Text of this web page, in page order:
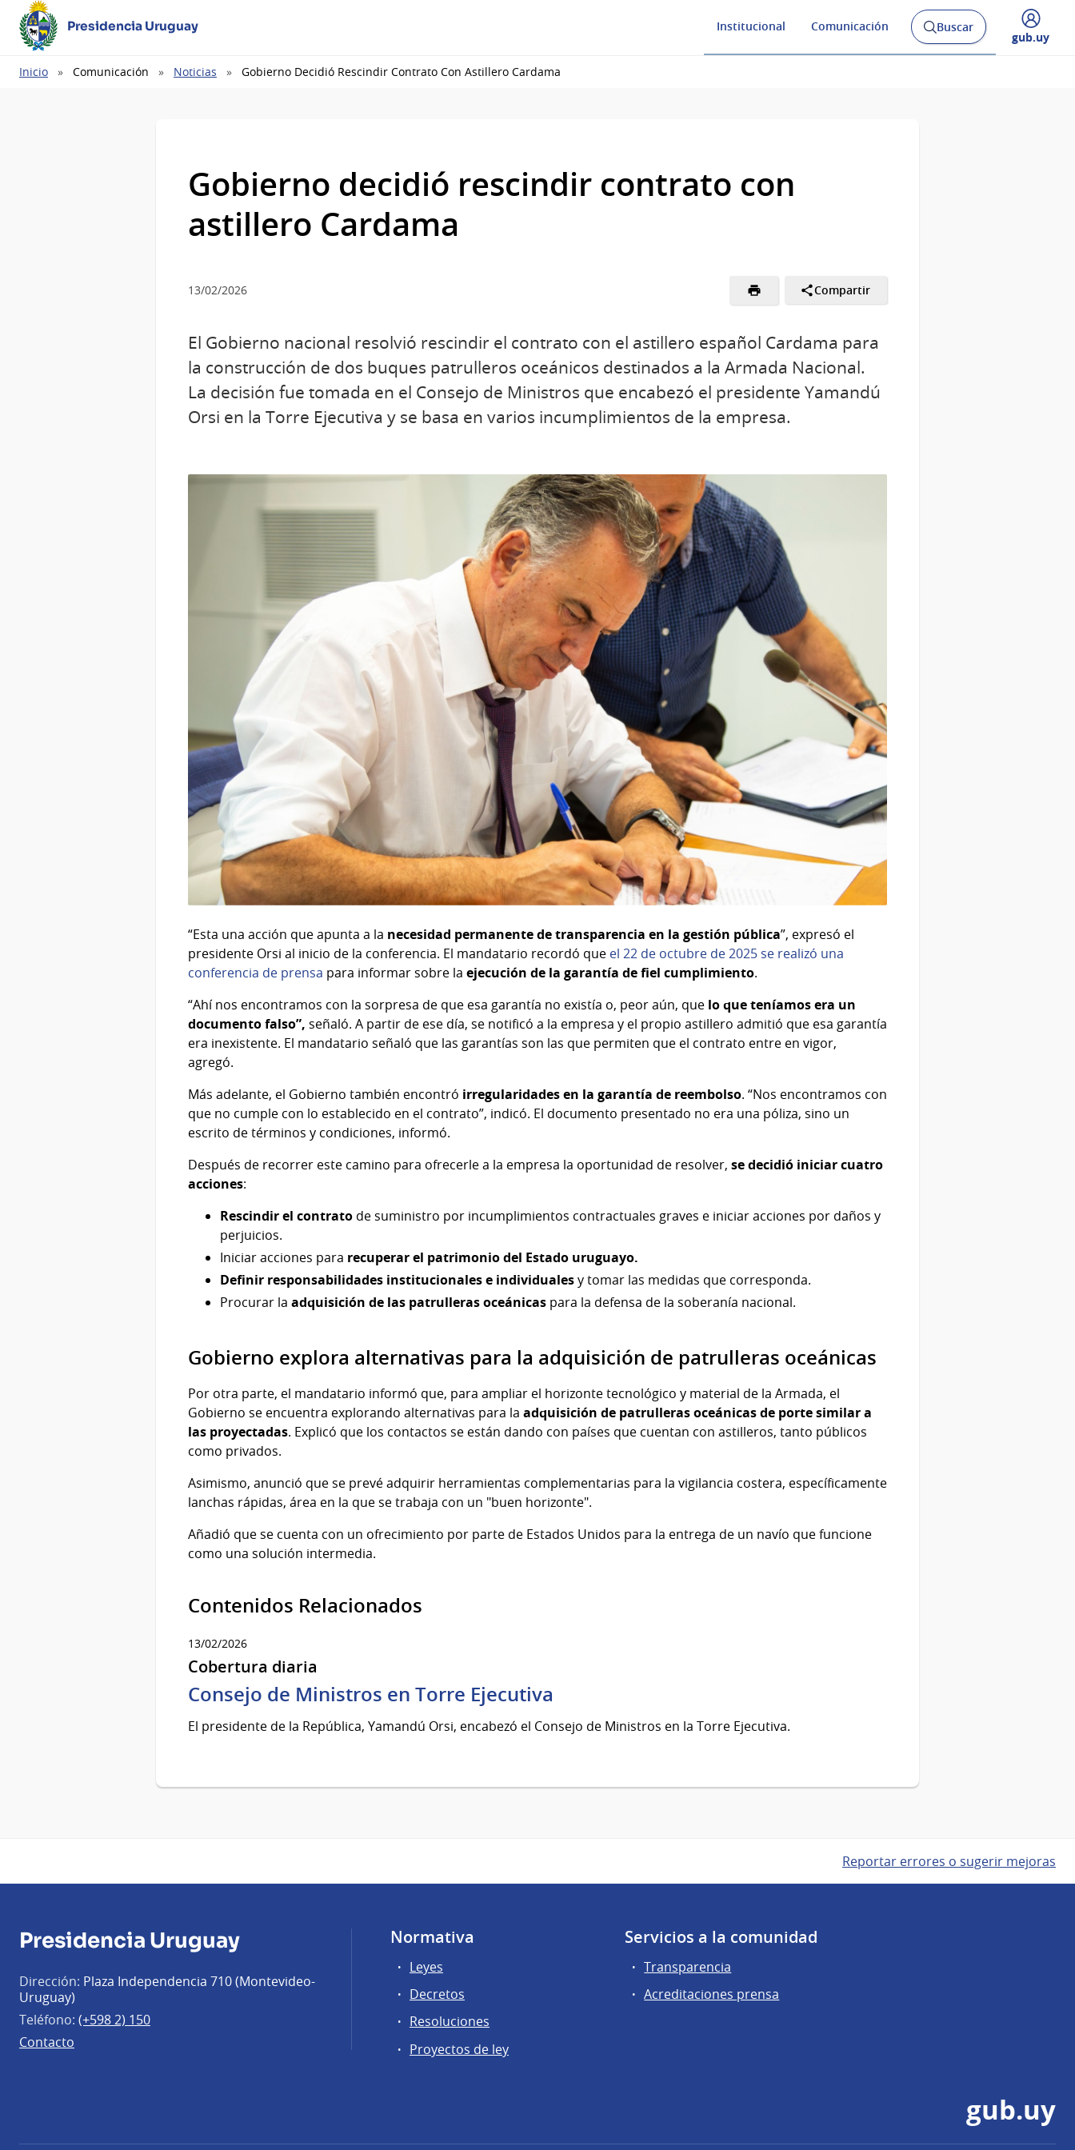
Presidencia Uruguay Institucional Comunicación
Abrir
buscador
Buscar
Desplegar
gub.uy
Ruta
Inicio Comunicación Noticias Gobierno Decidió Rescindir Contrato Con Astillero Cardama
Gobierno decidió rescindir contrato con
astillero Cardama
13/02/2026 Compartir
El Gobierno nacional resolvió rescindir el contrato con el astillero español Cardama para
la construcción de dos buques patrulleros oceánicos destinados a la Armada Nacional.
La decisión fue tomada en el Consejo de Ministros que encabezó el presidente Yamandú
Orsi en la Torre Ejecutiva y se basa en varios incumplimientos de la empresa.
“Esta una acción que apunta a la necesidad permanente de transparencia en la gestión pública”, expresó el
presidente Orsi al inicio de la conferencia. El mandatario recordó que el 22 de octubre de 2025 se realizó una
conferencia de prensa para informar sobre la ejecución de la garantía de fiel cumplimiento.
“Ahí nos encontramos con la sorpresa de que esa garantía no existía o, peor aún, que lo que teníamos era un
documento falso”, señaló. A partir de ese día, se notificó a la empresa y el propio astillero admitió que esa garantía
era inexistente. El mandatario señaló que las garantías son las que permiten que el contrato entre en vigor,
agregó.
Más adelante, el Gobierno también encontró irregularidades en la garantía de reembolso. “Nos encontramos con
que no cumple con lo establecido en el contrato”, indicó. El documento presentado no era una póliza, sino un
escrito de términos y condiciones, informó.
Después de recorrer este camino para ofrecerle a la empresa la oportunidad de resolver, se decidió iniciar cuatro
acciones:
Rescindir el contrato de suministro por incumplimientos contractuales graves e iniciar acciones por daños y
perjuicios.
Iniciar acciones para recuperar el patrimonio del Estado uruguayo.
Definir responsabilidades institucionales e individualesy tomar las medidas que corresponda.
Procurar la adquisición de las patrulleras oceánicas para la defensa de la soberanía nacional.
Gobierno explora alternativas para la adquisición de patrulleras oceánicas
Por otra parte, el mandatario informó que, para ampliar el horizonte tecnológico y material de la Armada, el
Gobierno se encuentra explorando alternativas para la adquisición de patrulleras oceánicas de porte similar a
las proyectadas. Explicó que los contactos se están dando con países que cuentan con astilleros, tanto públicos
como privados.
Asimismo, anunció que se prevé adquirir herramientas complementarias para la vigilancia costera, específicamente
lanchas rápidas, área en la que se trabaja con un "buen horizonte".
Añadió que se cuenta con un ofrecimiento por parte de Estados Unidos para la entrega de un navío que funcione
como una solución intermedia.
Contenidos Relacionados
13/02/2026
Cobertura diaria
Consejo de Ministros en Torre Ejecutiva
El presidente de la República, Yamandú Orsi, encabezó el Consejo de Ministros en la Torre Ejecutiva.
Reportar errores o sugerir mejoras
Presidencia Uruguay
Dirección: Plaza Independencia 710 (Montevideo-
Uruguay)
Teléfono: (+598 2) 150
Contacto
Normativa
Leyes
Decretos
Resoluciones
Proyectos de ley
Servicios a la comunidad
Transparencia
Acreditaciones prensa
gub.uy